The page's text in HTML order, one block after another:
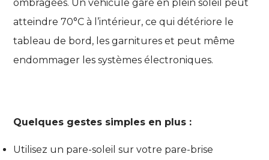
ombragées. Un véhicule garé en plein soleil peut
atteindre 70°C à l’intérieur, ce qui détériore le
tableau de bord, les garnitures et peut même
endommager les systèmes électroniques.
Quelques gestes simples en plus :
Utilisez un pare-soleil sur votre pare-brise